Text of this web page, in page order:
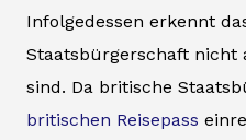
Infolgedessen erkennt
Staatsbürgerschaft nicht
sind. Da britische
britischen Reisepass